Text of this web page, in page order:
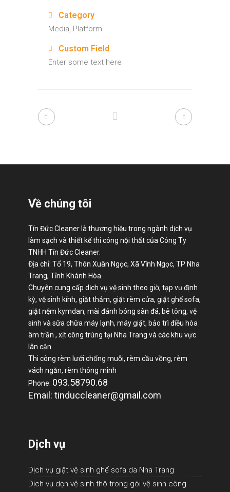
Category
Media, Platform
Custom Field
Enter some text here
Về chúng tôi
Tín Đức Cleaner là thương hiệu trong ngành dịch vụ
làm sạch và thiết kế thi công nội thất của Công Ty
TNHH Tín Đức Cleaner.
Địa chỉ: Tổ 19, Thôn Xuân Ngọc, Xã Vĩnh Ngọc, TP Nha
Trang, Tỉnh Khánh Hòa.
Chuyên cung cấp dịch vụ vệ sinh theo giờ, tạp vụ định
kỳ, vệ sinh kính, giặt thảm, giặt rèm cửa, giặt ghế sofa,
giặt nệm kymdan, mài đánh bóng sàn đá, bê tông, vệ
sinh và sữa chữa máy lạnh, máy giặt, bảo trì điều hòa
âm trần , xịt công trùng tại Nha Trang và các khu vực
lân cận.
Thi công rèm lưới chống muỗi, rèm cầu vồng, rèm
vách ngăn, rèm thông minh
Phone: 093.58790.68
Email: tinduccleaner@gmail.com
Dịch vụ
Dịch vụ giặt vệ sinh ghế sofa da Nha Trang
Dịch vụ dọn vệ sinh thô trong gói vệ sinh công